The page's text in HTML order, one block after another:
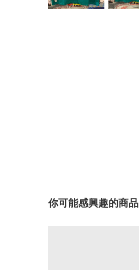
你可能感興趣的商品